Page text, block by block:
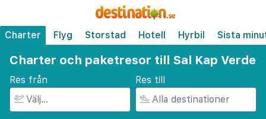
Charter Flyg Storstad Hotell Hyrbil Sista
Charter och paketresor till Sal Kap Verde
Res från Res till